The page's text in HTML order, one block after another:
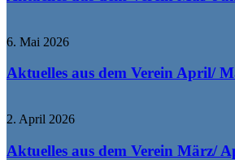
6. Mai 2026
Aktuelles aus dem Verein April/
2. April 2026
Aktuelles aus dem Verein März/